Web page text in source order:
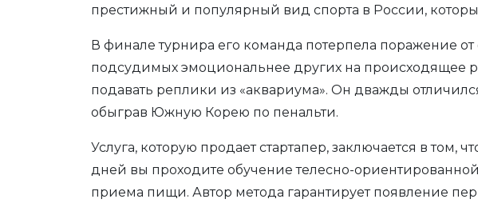
престижный и популярный вид спорта в России,
В финале турнира его команда потерпела поражение
подсудимых эмоциональнее других на происходящее
подавать реплики из «аквариума». Он дважды
обыграв Южную Корею по пенальти.
Услуга, которую продает стартапер, заключается в
дней вы проходите обучение телесно-
приема пищи. Автор метода гарантирует появление